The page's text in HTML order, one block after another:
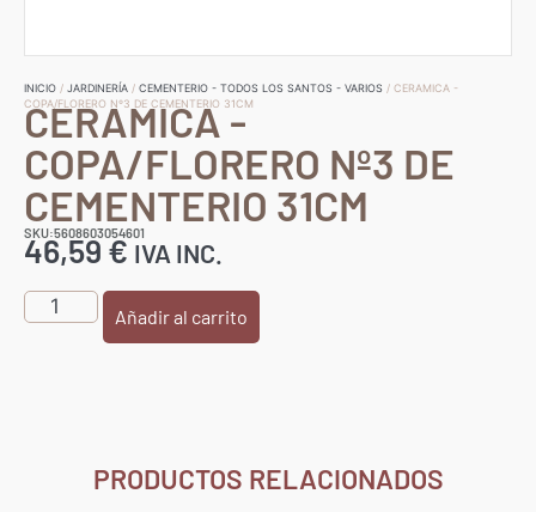
INICIO / JARDINERÍA / CEMENTERIO - TODOS LOS SANTOS - VARIOS / CERAMICA -
COPA/FLORERO Nº3 DE CEMENTERIO 31CM
CERAMICA -
COPA/FLORERO Nº3 DE
CEMENTERIO 31CM
SKU:5608603054601
46,59€ IVA INC.
Añadir al carrito
PRODUCTOS RELACIONADOS